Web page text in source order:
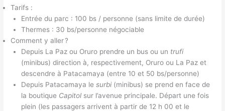
Tarifs :
Entrée du parc : 100 bs / personne (sans limite de durée)
Thermes : 30 bs/personne négociable
Comment y aller ?
Depuis La Paz ou Oruro prendre un bus ou un trufi
(minibus) direction à, respectivement, Oruro ou La Paz et
descendre à Patacamaya (entre 10 et 50 bs/personne)
Depuis Patacamaya le surbi(minibus) se prend en face de
la boutique Capitolsur l’avenue principale. Départ une fois
plein (les passagers arrivent à partir de 12 h 00 et le